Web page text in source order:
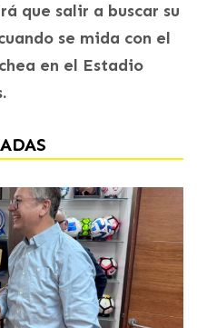
que salir a buscar su
se mida con el
en el Estadio